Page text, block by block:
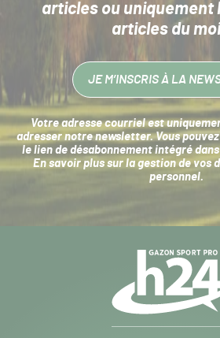
articlesou uniquement
articles du
JE M’INSCRIS À LA
Votre adresse courriel est
adresser notre newsletter. Vous
le lien de désabonnement intégré
En savoir plus sur la gestion de vos
personnel.